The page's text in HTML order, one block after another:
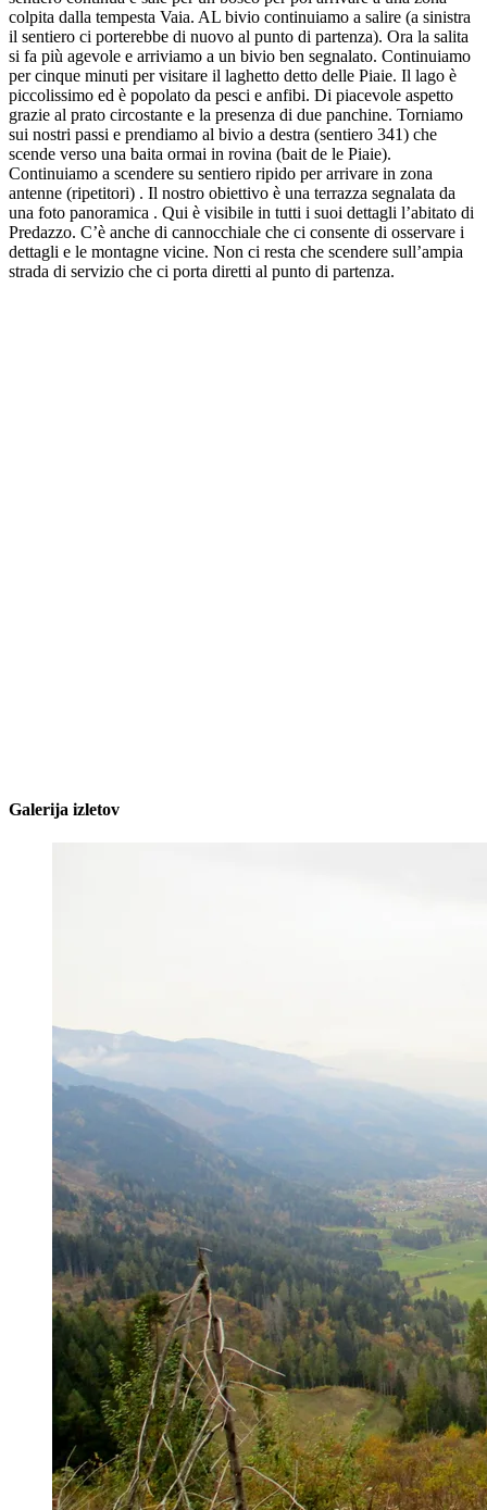
colpita dalla tempesta Vaia. AL bivio continuiamo a salire (a sinistra
il sentiero ci porterebbe di nuovo al punto di partenza). Ora la salita
si fa più agevole e arriviamo a un bivio ben segnalato. Continuiamo
per cinque minuti per visitare il laghetto detto delle Piaie. Il lago è
piccolissimo ed è popolato da pesci e anfibi. Di piacevole aspetto
grazie al prato circostante e la presenza di due panchine. Torniamo
sui nostri passi e prendiamo al bivio a destra (sentiero 341) che
scende verso una baita ormai in rovina (bait de le Piaie).
Continuiamo a scendere su sentiero ripido per arrivare in zona
antenne (ripetitori) . Il nostro obiettivo è una terrazza segnalata da
una foto panoramica . Qui è visibile in tutti i suoi dettagli l’abitato di
Predazzo. C’è anche di cannocchiale che ci consente di osservare i
dettagli e le montagne vicine. Non ci resta che scendere sull’ampia
strada di servizio che ci porta diretti al punto di partenza.
Galerija izletov